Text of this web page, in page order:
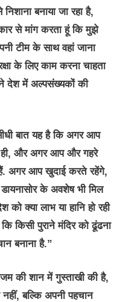
बनाया जा रहा है,
से मांग करता हूं कि मुझे
टीम के साथ वहां जाना
के लिए काम करना चाहता
देश में अल्पसंख्यकों की
बात यह है कि अगर आप
और अगर आप और गहरे
अगर आप खुदाई करते रहेंगे,
के अवशेष भी मिल
क्या लाभ या हानि हो रही
किसी पुराने मंदिर को ढूंढना
बनाना है.”
की शान में गुस्ताखी की है,
बल्कि अपनी पहचान